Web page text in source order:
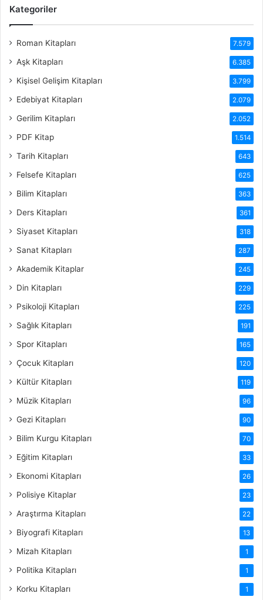
Kategoriler
Roman Kitapları 7.579
Aşk Kitapları 6.385
Kişisel Gelişim Kitapları 3.799
Edebiyat Kitapları 2.079
Gerilim Kitapları 2.052
PDF Kitap 1.514
Tarih Kitapları 643
Felsefe Kitapları 625
Bilim Kitapları 363
Ders Kitapları 361
Siyaset Kitapları 318
Sanat Kitapları 287
Akademik Kitaplar 245
Din Kitapları 229
Psikoloji Kitapları 225
Sağlık Kitapları 191
Spor Kitapları 165
Çocuk Kitapları 120
Kültür Kitapları 119
Müzik Kitapları 96
Gezi Kitapları 90
Bilim Kurgu Kitapları 70
Eğitim Kitapları 33
Ekonomi Kitapları 26
Polisiye Kitaplar 23
Araştırma Kitapları 22
Biyografi Kitapları 13
Mizah Kitapları 1
Politika Kitapları 1
Korku Kitapları 1